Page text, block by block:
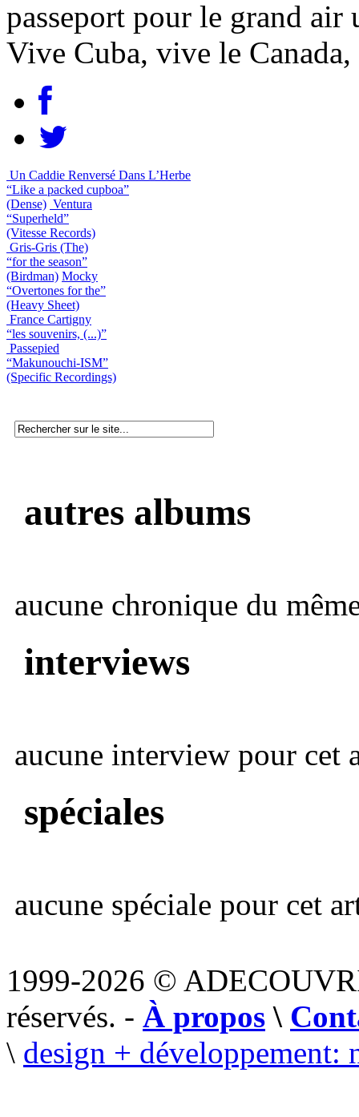
passeport pour le grand air
Vive Cuba, vive le
Un Caddie Renversé Dans L’Herbe
“Like a packed cupboa”
(Dense) Ventura
“Superheld”
(Vitesse Records)
Gris-Gris (The)
“for the season”
(Birdman) Mocky
“Overtones for the”
(Heavy Sheet)
France Cartigny
“les souvenirs, (...)”
Passepied
“Makunouchi-ISM”
(Specific Recordings)
autres albums
aucune chronique du
interviews
aucune interview pour cet
spéciales
aucune spéciale pour cet
1999-2026 ©
réservés. - À propos \
\ design + développement: